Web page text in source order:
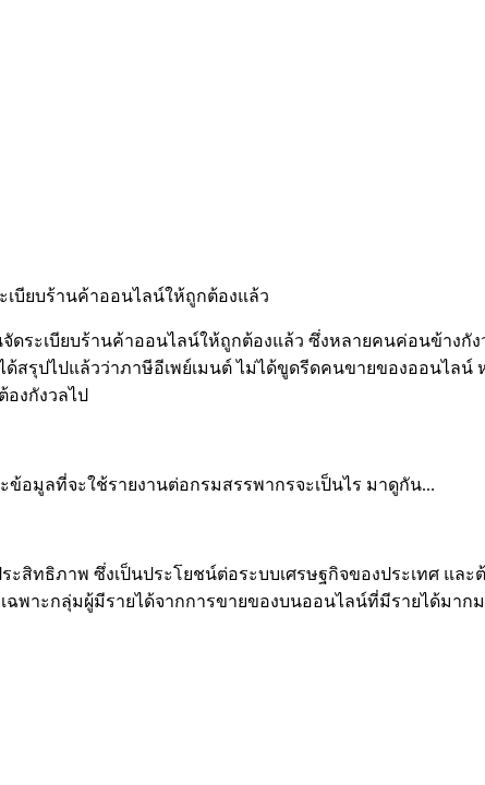
เบียบร้านค้าออนไลน์ให้ถูกต้องแล้ว
ระเบียบร้านค้าออนไลน์ให้ถูกต้องแล้ว ซึ่งหลายคนค่อนข้างกั
ด้สรุปไปแล้วว่าภาษีอีเพย์เมนต์ ไม่ได้ขูดรีดคนขายของออนไลน์
องกังวลไป
อมูลที่จะใช้รายงานต่อกรมสรรพากรจะเป็นไร มาดูกัน...
ธิภาพ ซึ่งเป็นประโยชน์ต่อระบบเศรษฐกิจของประเทศ และ
พาะกลุ่มผู้มีรายได้จากการขายของบนออนไลน์ที่มีรายได้มาก